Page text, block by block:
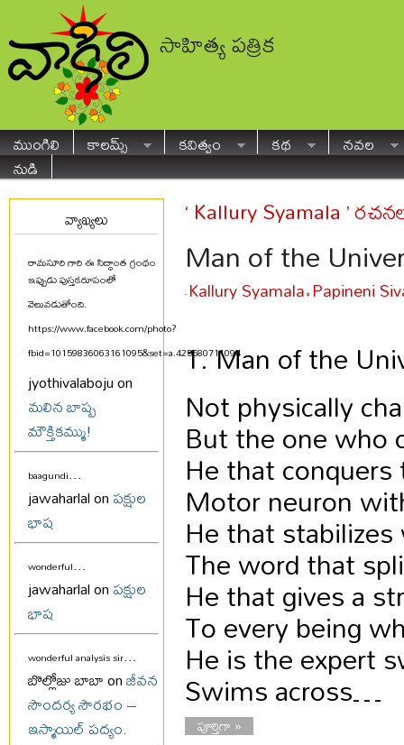
సాహిత్య పత్రిక
ముంగిలి కాలమ్స్ కవిత్వం కథ
నవల
నుడి
వ్యాఖ్యలు
రామసూరి గారి ఈ సిద్ధాంత గ్రంథం
ఇప్పుడు పుస్తకరూపంలో
వెలువడుతోంది.
https://www.facebook.com/photo?
fbid=10159836063161095&set=a.425580711094...
jyothivalaboju on
మలిన బాష్ప
మౌక్తికమ్ము!
baagundi...
jawaharlal onపక్షుల
భాష
wonderful...
jawaharlal onపక్షుల
భాష
wonderful analysis sir...
బొల్లోజు బాబా onజీవన
సౌందర్య సౌరభం –
ఇస్మాయిల్ పద్యం.
‘ Kallury Syamala ’
Man of the
- Kallury Syamala • Papineni
1. Man of the
Not physically
But the one who
He that
Motor neuron
He that
The word that
He that gives a
To every being
He is the expert
Swims across…
పూర్తిగా »